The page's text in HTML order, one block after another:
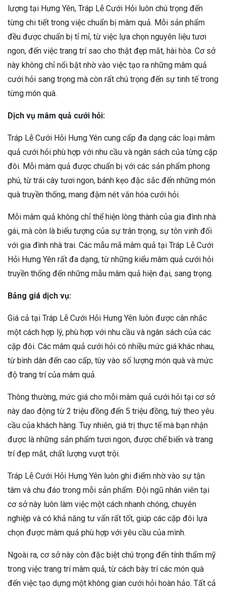
lượng tại Hưng Yên, Tráp Lễ Cưới Hỏi luôn chú trọng đến
từng chi tiết trong việc chuẩn bị mâm quả. Mỗi sản phẩm
đều được chuẩn bị tỉ mỉ, từ việc lựa chọn nguyên liệu tươi
ngon, đến việc trang trí sao cho thật đẹp mắt, hài hòa. Cơ sở
này không chỉ nổi bật nhờ vào việc tạo ra những mâm quả
cưới hỏi sang trọng mà còn rất chú trọng đến sự tinh tế trong
từng món quà.
Dịch vụ mâm quả cưới hỏi:
Tráp Lễ Cưới Hỏi Hưng Yên cung cấp đa dạng các loại mâm
quả cưới hỏi phù hợp với nhu cầu và ngân sách của từng cặp
đôi. Mỗi mâm quả được chuẩn bị với các sản phẩm phong
phú, từ trái cây tươi ngon, bánh kẹo đặc sắc đến những món
quà truyền thống, mang đậm nét văn hóa cưới hỏi.
Mỗi mâm quả không chỉ thể hiện lòng thành của gia đình nhà
gái, mà còn là biểu tượng của sự trân trọng, sự tôn vinh đối
với gia đình nhà trai. Các mẫu mã mâm quả tại Tráp Lễ Cưới
Hỏi Hưng Yên rất đa dạng, từ những kiểu mâm quả cưới hỏi
truyền thống đến những mẫu mâm quả hiện đại, sang trọng.
Bảng giá dịch vụ:
Giá cả tại Tráp Lễ Cưới Hỏi Hưng Yên luôn được cân nhắc
một cách hợp lý, phù hợp với nhu cầu và ngân sách của các
cặp đôi. Các mâm quả cưới hỏi có nhiều mức giá khác nhau,
từ bình dân đến cao cấp, tùy vào số lượng món quà và mức
độ trang trí của mâm quả.
Thông thường, mức giá cho mỗi mâm quả cưới hỏi tại cơ sở
này dao động từ 2 triệu đồng đến 5 triệu đồng, tuỳ theo yêu
cầu của khách hàng. Tuy nhiên, giá trị thực tế mà bạn nhận
được là những sản phẩm tươi ngon, được chế biến và trang
trí đẹp mắt, chất lượng vượt trội.
Tráp Lễ Cưới Hỏi Hưng Yên luôn ghi điểm nhờ vào sự tận
tâm và chu đáo trong mỗi sản phẩm. Đội ngũ nhân viên tại
cơ sở này luôn làm việc một cách nhanh chóng, chuyên
nghiệp và có khả năng tư vấn rất tốt, giúp các cặp đôi lựa
chọn được mâm quả phù hợp với yêu cầu của mình.
Ngoài ra, cơ sở này còn đặc biệt chú trọng đến tính thẩm mỹ
trong việc trang trí mâm quả, từ cách bày trí các món quà
đến việc tạo dựng một không gian cưới hỏi hoàn hảo. Tất cả